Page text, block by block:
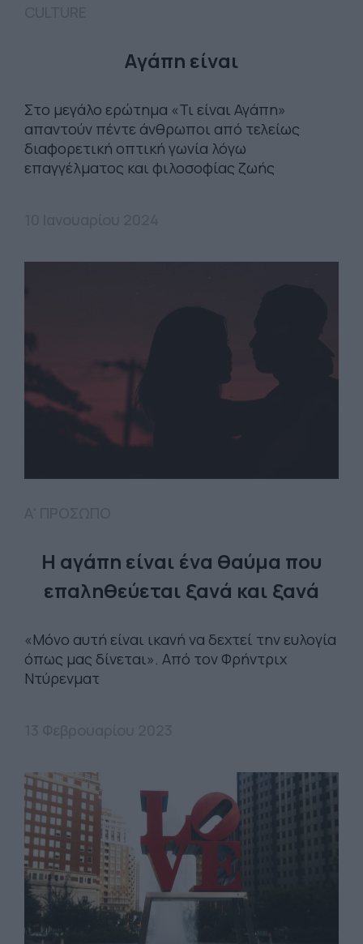
Αγάπη είναι
Στο μεγάλο ερώτημα «Τι είναι Αγάπη»
απαντούν πέντε άνθρωποι από τελείως
διαφορετική οπτική γωνία λόγω
επαγγέλματος και φιλοσοφίας ζωής
Η αγάπη είναι ένα θαύμα που
επαληθεύεται ξανά και ξανά
«Μόνο αυτή είναι ικανή να δεχτεί την ευλογία
όπως μας δίνεται». Από τον Φρήντριχ
Ντύρενματ